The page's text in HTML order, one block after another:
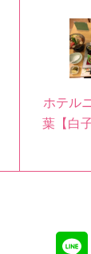
ホテル
葉【白